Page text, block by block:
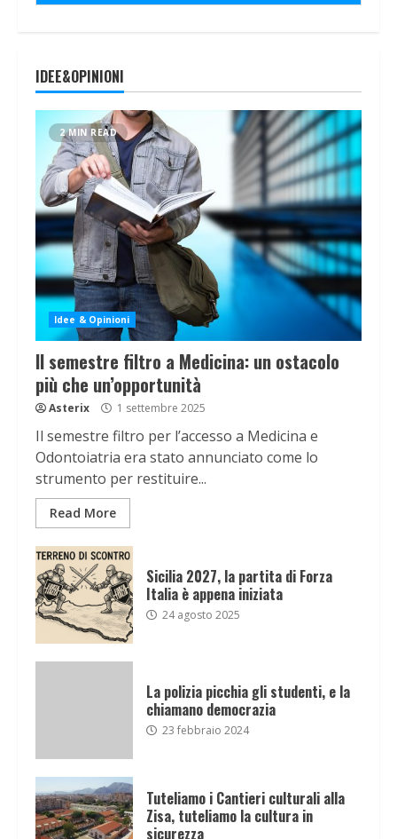
IDEE&OPINIONI
2 MIN READ
Idee & Opinioni
Il semestre filtro a Medicina: un ostacolo
più che un’opportunità
Asterix 1 settembre 2025
Il semestre filtro per l’accesso a Medicina e
Odontoiatria era stato annunciato come lo
strumento per restituire...
Read More
Sicilia 2027, la partita di Forza
Italia è appena iniziata
24 agosto 2025
La polizia picchia gli studenti, e la
chiamano democrazia
23 febbraio 2024
Tuteliamo i Cantieri culturali alla
Zisa, tuteliamo la cultura in
sicurezza